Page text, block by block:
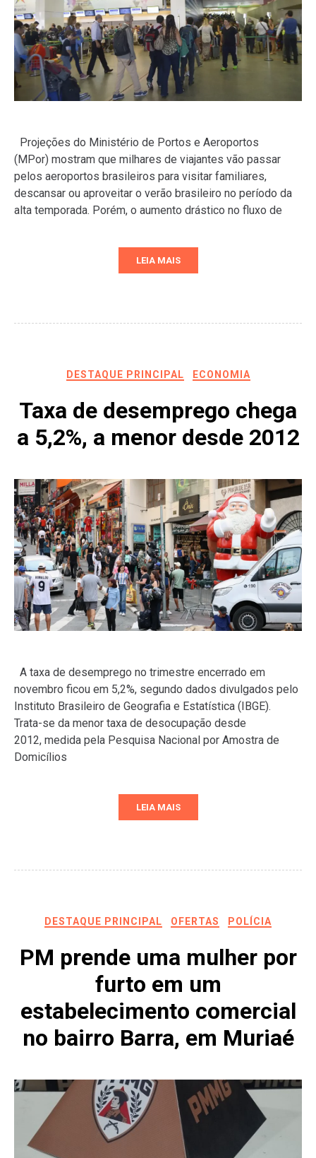
Projeções do Ministério de Portos e Aeroportos
(MPor) mostram que milhares de viajantes vão passar
pelos aeroportos brasileiros para visitar familiares,
descansar ou aproveitar o verão brasileiro no período da
alta temporada. Porém, o aumento drástico no fluxo de
LEIA MAIS
DESTAQUE PRINCIPAL ECONOMIA
Taxa de desemprego chega
a 5,2%, a menor desde 2012
A taxa de desemprego no trimestre encerrado em
novembro ficou em 5,2%, segundo dados divulgados pelo
Instituto Brasileiro de Geografia e Estatística (IBGE).
Trata-se da menor taxa de desocupação desde
2012, medida pela Pesquisa Nacional por Amostra de
Domicílios
LEIA MAIS
DESTAQUE PRINCIPAL OFERTAS POLÍCIA
PM prende uma mulher por
furto em um
estabelecimento comercial
no bairro Barra, em Muriaé